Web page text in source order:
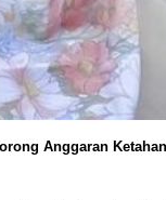
Anggaran